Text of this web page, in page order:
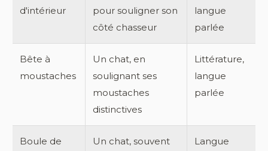
d'intérieur
pour souligner son
côté chasseur
langue
parlée
Bête à
moustaches
Un chat, en
soulignant ses
moustaches
distinctives
Littérature,
langue
parlée
Boule de
Un chat, souvent
Langue